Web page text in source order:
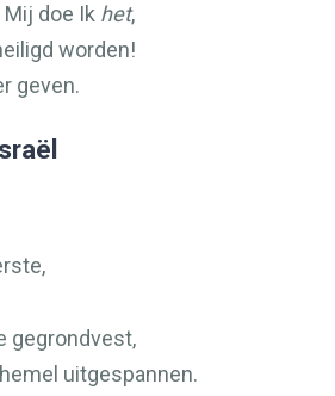
doe Ik het,
worden!
geven.
gegrondvest,
uitgespannen.